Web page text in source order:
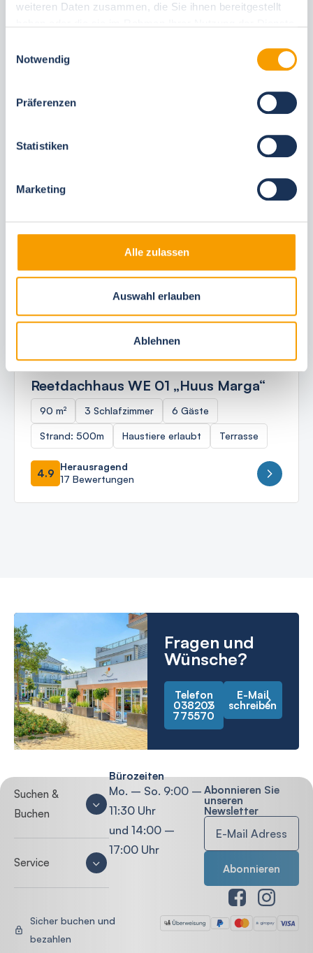
weiteren Daten zusammen, die Sie ihnen bereitgestellt
Notwendig
Präferenzen
Statistiken
Marketing
Alle zulassen
Auswahl erlauben
Ablehnen
gefallen
Ostseebad Börgerende
Reetdachhaus WE 01 „Huus Marga“
90 m² 3 Schlafzimmer 6 Gäste
Strand: 500m Haustiere erlaubt Terrasse
4.9
Herausragend
17 Bewertungen
Fragen und
Wünsche?
Telefon
038203
775570
E-Mail
schreiben
Suchen &
Buchen
Service
Bürozeiten
Mo. – So. 9:00 –
11:30 Uhr
und 14:00 –
17:00 Uhr
Abonnieren Sie
unseren
Newsletter
Sicher buchen und
bezahlen